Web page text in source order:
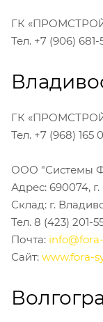
ГК
Тел. +7 (906)
ГК
Тел. +7 (968) 165
ООО "Системы
Адрес: 690074,
Склад: г.
Тел. 8 (423) 201-
Почта:
Сайт: www.fora-